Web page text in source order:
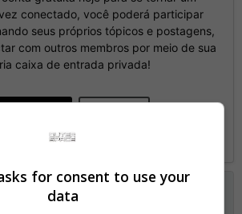
conectado, você poderá participar
seus próprios tópicos e postagens,
com outros membros por meio de sua
caixa de entrada privada!
GOLD no Fórum Outer Space
pode ajudar o Fórum Outer Space e
for consent to use your
data